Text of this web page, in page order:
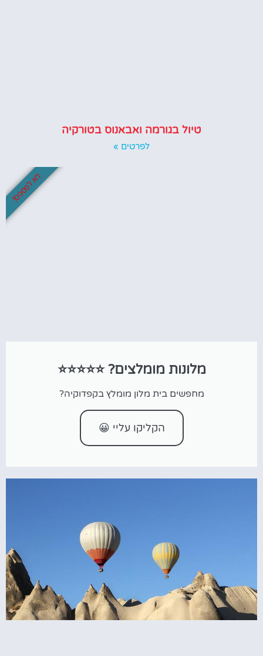
טיול בגורמה ואבאנוס בטורקיה
לפרטים »
מלונות מומלצים? ⭐⭐⭐⭐⭐
מחפשים בית מלון מומלץ בקפדוקיה?
הקליקו עליי 😀
לא לפספס!